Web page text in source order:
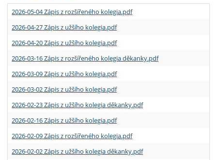
2026-05-04 Zápis z rozšířeného kolegia.pdf
2026-04-27 Zápis z užšího kolegia.pdf
2026-04-20 Zápis z užšího kolegia.pdf
2026-03-16 Zápis z rozšířeného kolegia děkanky.pdf
2026-03-09 Zápis z užšího kolegia.pdf
2026-03-02 Zápis z užšího kolegia.pdf
2026-02-23 Zápis z užšího kolegia děkanky.pdf
2026-02-16 Zápis z užšího kolegia.pdf
2026-02-09 Zápis z rozšířeného kolegia.pdf
2026-02-02 Zápis z užšího kolegia děkanky.pdf